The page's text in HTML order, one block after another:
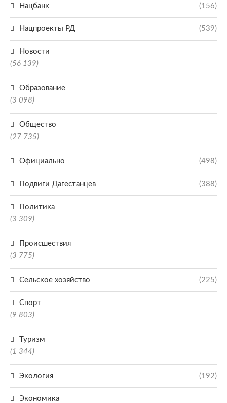
Нацбанк (156)
Нацпроекты РД (539)
Новости
(56 139)
Образование
(3 098)
Общество
(27 735)
Официально (498)
Подвиги Дагестанцев (388)
Политика
(3 309)
Происшествия
(3 775)
Сельское хозяйство (225)
Спорт
(9 803)
Туризм
(1 344)
Экология (192)
Экономика